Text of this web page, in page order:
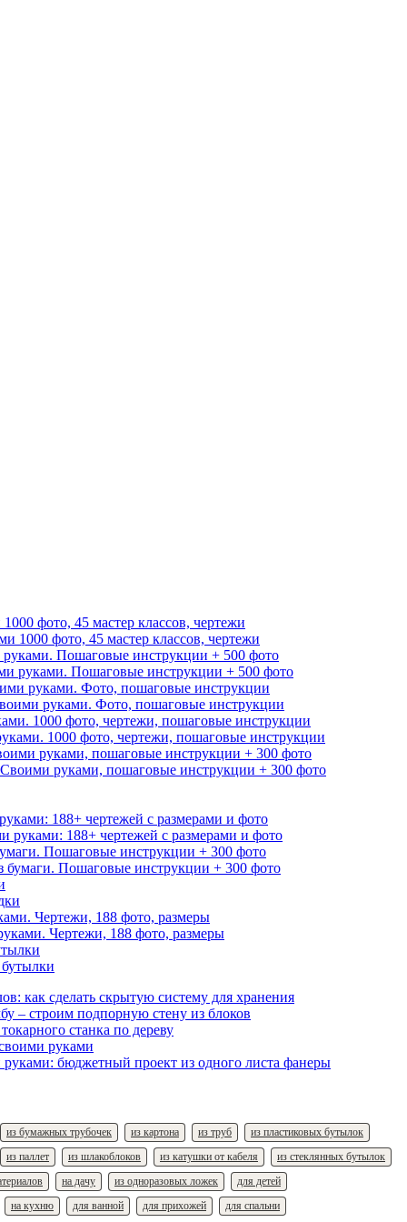
фото, 45 мастер классов, чертежи
руками. Пошаговые инструкции + 500 фото
руками. Фото, пошаговые инструкции
1000 фото, чертежи, пошаговые инструкции
руками, пошаговые инструкции + 300 фото
188+ чертежей с размерами и фото
Пошаговые инструкции + 300 фото
Чертежи, 188 фото, размеры
как сделать скрытую систему для хранения
– строим подпорную стену из блоков
станка по дереву
руками
бюджетный проект из одного листа фанеры
из бумажных трубочек из картона из труб
из пластиковых бутылок
из паллет из шлакоблоков из катушки от кабеля
из стеклянных бутылок
на дачу из одноразовых ложек
для детей
на кухню для ванной для прихожей для спальни